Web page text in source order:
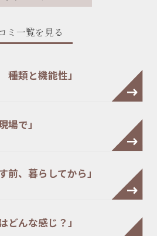
ミ一覧を見る
類と機能性」
場で」
、暮らしてから」
どんな感じ？」